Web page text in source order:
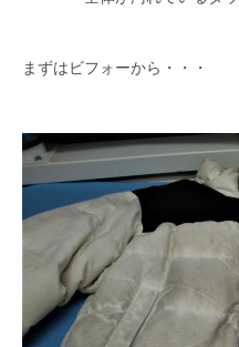
まずはビフォーから・・・